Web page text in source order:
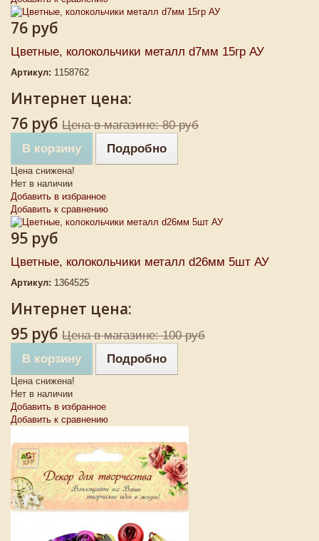
76 руб
Цветные, колокольчики металл d7мм 15гр АУ
Артикул: 1158762
Интернет цена:
76 руб Цена в магазине: 80 руб
В корзину
Подробно
Цена снижена!
Нет в наличии
Добавить в избранное
Добавить к сравнению
95 руб
Цветные, колокольчики металл d26мм 5шт АУ
Артикул: 1364525
Интернет цена:
95 руб Цена в магазине: 100 руб
В корзину
Подробно
Цена снижена!
Нет в наличии
Добавить в избранное
Добавить к сравнению